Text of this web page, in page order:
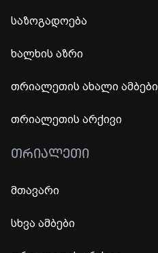
საზოგადოება
ხალხის აზრი
თრიალეთის ახალი ამბები
თრიალეთის არქივი
ᲗᲠᲘᲐᲚᲔᲗᲘ
მთავარი
სხვა ამბები